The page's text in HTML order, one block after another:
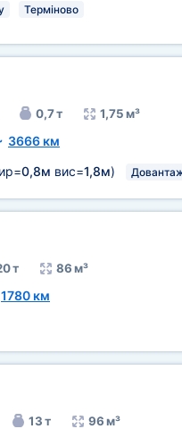
Терміново
0,7 т 1,75 м³
3666 км
0,8м вис=1,8м)
т 86 м³
1780 км
13 т 96 м³